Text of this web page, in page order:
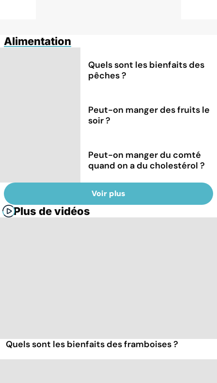
Alimentation
Quels sont les bienfaits des
pêches ?
Peut-on manger des fruits le
soir ?
Peut-on manger du comté
quand on a du cholestérol ?
Voir plus
Plus de vidéos
Quels sont les bienfaits des framboises ?